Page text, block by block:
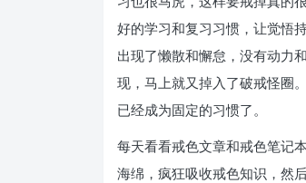
好的学习和复习习惯，让觉悟
出现了懒散和懈怠，没有动力
现，马上就又掉入了破戒怪圈
已经成为固定的习惯了。
每天看看戒色文章和戒色笔记
海绵，疯狂吸收戒色知识，然